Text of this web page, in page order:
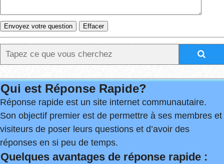
Qui est Réponse Rapide?
Réponse rapide est un site internet communautaire.
Son objectif premier est de permettre à ses membres et
visiteurs de poser leurs questions et d’avoir des
réponses en si peu de temps.
Quelques avantages de réponse rapide :